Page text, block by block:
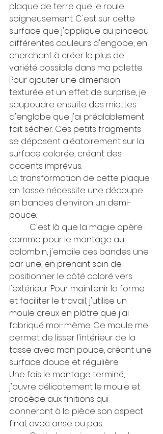
plaque de terre que je roule
soigneusement. C'est sur cette
surface que j'applique au pinceau
différentes couleurs d'engobe, en
cherchant à créer le plus de
variété possible dans ma palette.
Pour ajouter une dimension
texturée et un effet de surprise, je
saupoudre ensuite des miettes
d'englobe que j'ai préalablement
fait sécher. Ces petits fragments
se déposent aléatoirement sur la
surface colorée, créant des
accents imprévus.
La transformation de cette plaque
en tasse nécessite une découpe
en bandes d'environ un demi-
pouce.
comme pour le montage au
colombin, j'empile ces bandes une
par une, en prenant soin de
positionner le côté coloré vers
l'extérieur. Pour maintenir la forme
et faciliter le travail, j'utilise un
moule creux en plâtre que j'ai
fabriqué moi-même. Ce moule me
permet de lisser l'intérieur de la
tasse avec mon pouce, créant une
surface douce et régulière.
Une fois le montage terminé,
j'ouvre délicatement le moule et
procède aux finitions qui
donneront à la pièce son aspect
final, avec anse ou pas.